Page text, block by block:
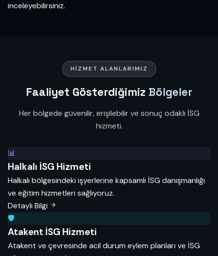
inceleyebilirsiniz.
HIZMET ALANLARIMIZ
Faaliyet Gösterdiğimiz Bölgeler
Her bölgede güvenilir, erişilebilir ve sonuç odaklı İSG
hizmeti.
📊
Halkalı İSG Hizmeti
Halkalı bölgesindeki işyerlerine kapsamlı İSG danışmanlığı
ve eğitim hizmetleri sağlıyoruz.
Detaylı Bilgi
🛡️
Atakent İSG Hizmeti
Atakent ve çevresinde acil durum eylem planları ve İSG